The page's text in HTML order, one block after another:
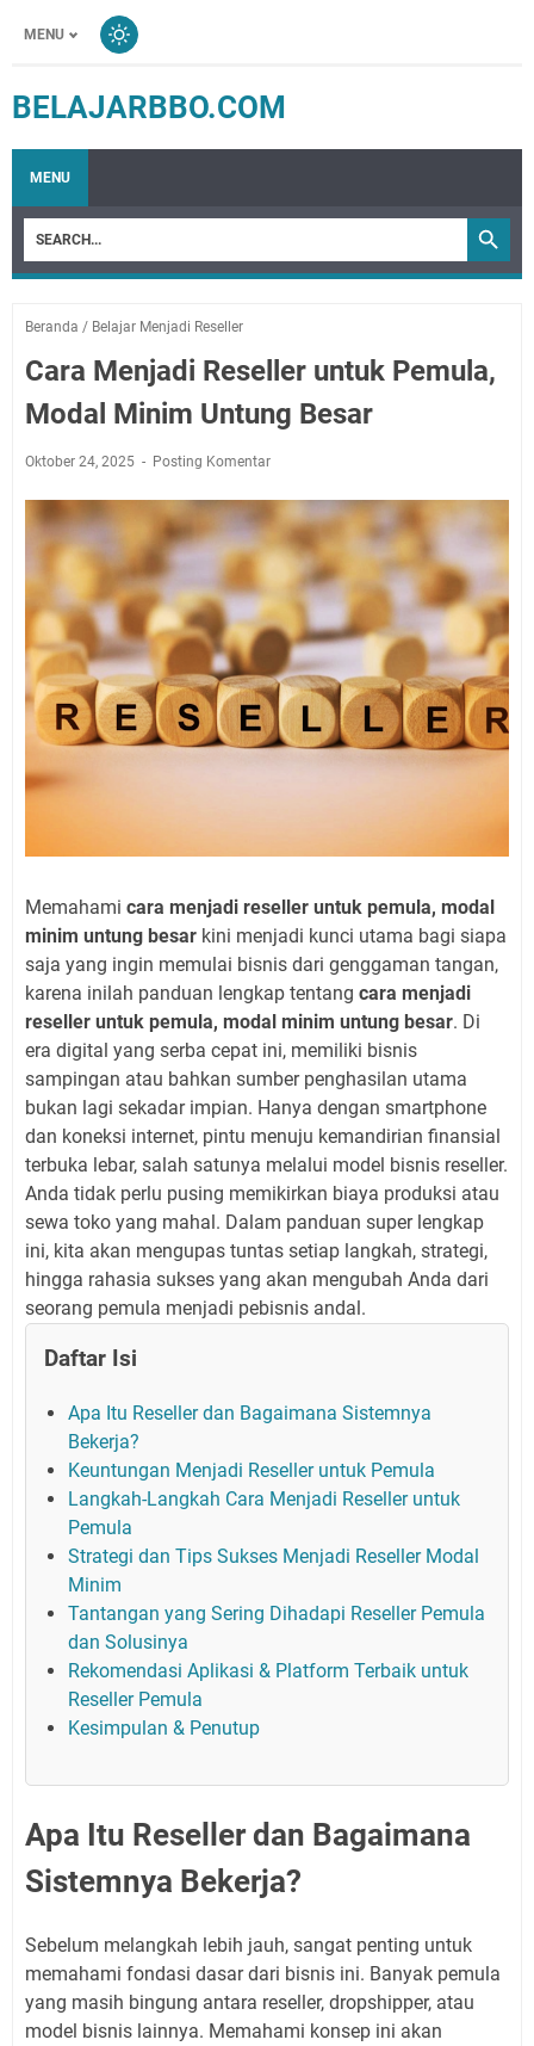
MENU
BELAJARBBO.COM
MENU
Beranda / Belajar Menjadi Reseller
Cara Menjadi Reseller untuk Pemula,
Modal Minim Untung Besar
Oktober 24, 2025 Posting Komentar
Memahami cara menjadi reseller untuk pemula, modal
minim untung besar kini menjadi kunci utama bagi siapa
saja yang ingin memulai bisnis dari genggaman tangan,
karena inilah panduan lengkap tentang cara menjadi
reseller untuk pemula, modal minim untung besar. Di
era digital yang serba cepat ini, memiliki bisnis
sampingan atau bahkan sumber penghasilan utama
bukan lagi sekadar impian. Hanya dengan smartphone
dan koneksi internet, pintu menuju kemandirian finansial
terbuka lebar, salah satunya melalui model bisnis reseller.
Anda tidak perlu pusing memikirkan biaya produksi atau
sewa toko yang mahal. Dalam panduan super lengkap
ini, kita akan mengupas tuntas setiap langkah, strategi,
hingga rahasia sukses yang akan mengubah Anda dari
seorang pemula menjadi pebisnis andal.
Daftar Isi
Apa Itu Reseller dan Bagaimana Sistemnya
Bekerja?
Keuntungan Menjadi Reseller untuk Pemula
Langkah-Langkah Cara Menjadi Reseller untuk
Pemula
Strategi dan Tips Sukses Menjadi Reseller Modal
Minim
Tantangan yang Sering Dihadapi Reseller Pemula
dan Solusinya
Rekomendasi Aplikasi & Platform Terbaik untuk
Reseller Pemula
Kesimpulan & Penutup
Apa Itu Reseller dan Bagaimana
Sistemnya Bekerja?
Sebelum melangkah lebih jauh, sangat penting untuk
memahami fondasi dasar dari bisnis ini. Banyak pemula
yang masih bingung antara reseller, dropshipper, atau
model bisnis lainnya. Memahami konsep ini akan